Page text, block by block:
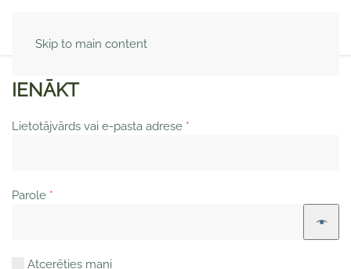
Skip to main content
IENĀKT
Lietotājvārds vai e-pasta adrese *
Parole *
Atcerēties mani